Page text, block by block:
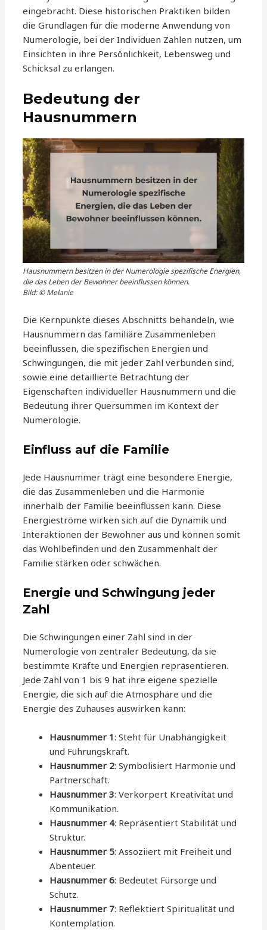
eingebracht. Diese historischen Praktiken bilden
die Grundlagen für die moderne Anwendung von
Numerologie, bei der Individuen Zahlen nutzen, um
Einsichten in ihre Persönlichkeit, Lebensweg und
Schicksal zu erlangen.
Bedeutung der
Hausnummern
Hausnummern besitzen in der Numerologie spezifische Energien,
die das Leben der Bewohner beeinflussen können.
Bild: © Melanie
Die Kernpunkte dieses Abschnitts behandeln, wie
Hausnummern das familiäre Zusammenleben
beeinflussen, die spezifischen Energien und
Schwingungen, die mit jeder Zahl verbunden sind,
sowie eine detaillierte Betrachtung der
Eigenschaften individueller Hausnummern und die
Bedeutung ihrer Quersummen im Kontext der
Numerologie.
Einfluss auf die Familie
Jede Hausnummer trägt eine besondere Energie,
die das Zusammenleben und die Harmonie
innerhalb der Familie beeinflussen kann. Diese
Energieströme wirken sich auf die Dynamik und
Interaktionen der Bewohner aus und können somit
das Wohlbefinden und den Zusammenhalt der
Familie stärken oder schwächen.
Energie und Schwingung jeder
Zahl
Die Schwingungen einer Zahl sind in der
Numerologie von zentraler Bedeutung, da sie
bestimmte Kräfte und Energien repräsentieren.
Jede Zahl von 1 bis 9 hat ihre eigene spezielle
Energie, die sich auf die Atmosphäre und die
Energie des Zuhauses auswirken kann:
Hausnummer 1: Steht für Unabhängigkeit
und Führungskraft.
Hausnummer 2: Symbolisiert Harmonie und
Partnerschaft.
Hausnummer 3: Verkörpert Kreativität und
Kommunikation.
Hausnummer 4: Repräsentiert Stabilität und
Struktur.
Hausnummer 5: Assoziiert mit Freiheit und
Abenteuer.
Hausnummer 6: Bedeutet Fürsorge und
Schutz.
Hausnummer 7: Reflektiert Spiritualität und
Kontemplation.